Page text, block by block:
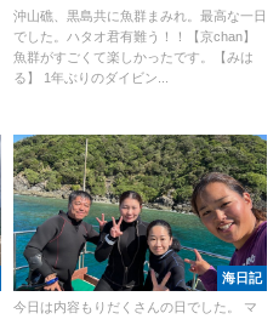
沖山礁、黒島共に魚群まみれ。最高な一日
でした。ハタオ君有難う！！【京chan】
魚群がすごくて楽しかったです。【みは
る】 1年ぶりのダイビン...
海日記
今日は内容もりだくさんの日でした。 マ